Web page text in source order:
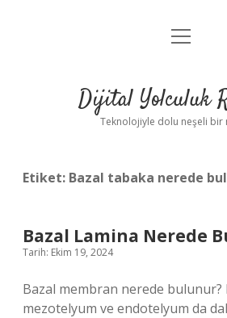
Anasayfa
Yasal Uyarı
menüyü
Dijital Yolculuk
Teknolojiyle dolu neşeli bir
Etiket: Bazal tabaka nerede
Bazal Lamina Nerede
Tarih: Ekim 19, 2024
Bazal membran nerede bulunur?
mezotelyum ve endotelyum da